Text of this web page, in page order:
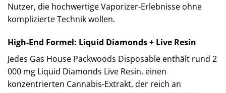
Nutzer, die hochwertige Vaporizer-Erlebnisse ohne
komplizierte Technik wollen.
High-End Formel: Liquid Diamonds + Live Resin
Jedes Gas House Packwoods Disposable enthält rund 2
000 mg Liquid Diamonds Live Resin, einen
konzentrierten Cannabis-Extrakt, der reich an